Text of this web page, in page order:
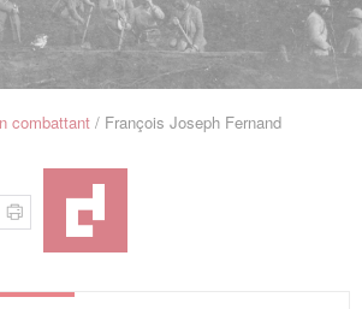
combattant François Joseph Fernand